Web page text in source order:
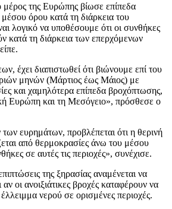
μέρος της Ευρώπης βίωσε επίπεδα
όρου κατά τη διάρκεια του
λογικό να υποθέσουμε ότι οι συνθήκες
κατά τη διάρκεια των επερχόμενων
έχει διαπιστωθεί ότι βιώνουμε επί του
μηνών (Μάρτιος έως Μάιος) με
και χαμηλότερα επίπεδα βροχόπτωσης,
Ευρώπη και τη Μεσόγειο», πρόσθεσε ο
ευρημάτων, προβλέπεται ότι η θερινή
από θερμοκρασίες άνω του μέσου
σε αυτές τις περιοχές», συνέχισε.
της ξηρασίας αναμένεται να
οι ανοιξιάτικες βροχές καταφέρουν να
νερού σε ορισμένες περιοχές.